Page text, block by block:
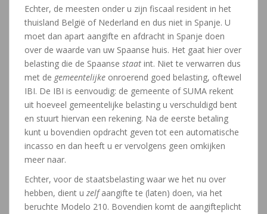
Echter, de meesten onder u zijn fiscaal resident in het
thuisland België of Nederland en dus niet in Spanje. U
moet dan apart aangifte en afdracht in Spanje doen
over de waarde van uw Spaanse huis. Het gaat hier over
belasting die de Spaanse staat int. Niet te verwarren dus
met de gemeentelijke onroerend goed belasting, oftewel
IBI. De IBI is eenvoudig: de gemeente of SUMA rekent
uit hoeveel gemeentelijke belasting u verschuldigd bent
en stuurt hiervan een rekening. Na de eerste betaling
kunt u bovendien opdracht geven tot een automatische
incasso en dan heeft u er vervolgens geen omkijken
meer naar.
Echter, voor de staatsbelasting waar we het nu over
hebben, dient u zelfaangifte te (laten) doen, via het
beruchte Modelo 210. Bovendien komt de aangifteplicht